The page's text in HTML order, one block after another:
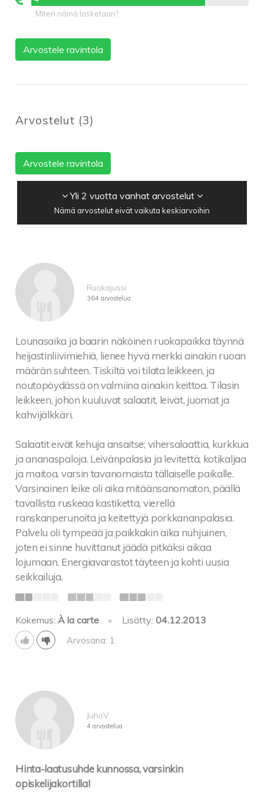
Miten nämä lasketaan?
Arvostele ravintola
Arvostelut (3)
Arvostele ravintola
Yli 2 vuotta vanhat arvostelut
Nämä arvostelut eivät vaikuta keskiarvoihin
Ruokajussi
364 arvostelua
Lounasaika ja baarin näköinen ruokapaikka täynnä
heijastinliivimiehiä, lienee hyvä merkki ainakin ruoan
määrän suhteen. Tiskiltä voi tilata leikkeen, ja
noutopöydässä on valmiina ainakin keittoa. Tilasin
leikkeen, johon kuuluvat salaatit, leivät, juomat ja
kahvijälkkäri.
Salaatit eivät kehuja ansaitse; vihersalaattia, kurkkua
ja ananaspaloja. Leivänpalasia ja levitettä, kotikaljaa
ja maitoa, varsin tavanomaista tällaiselle paikalle.
Varsinainen leike oli aika mitäänsanomaton, päällä
tavallista ruskeaa kastiketta, vierellä
ranskanperunoita ja keitettyjä porkkananpalasia.
Palvelu oli tympeää ja paikkakin aika nuhjuinen,
joten ei sinne huvittanut jäädä pitkäksi aikaa
lojumaan. Energiavarastot täyteen ja kohti uusia
seikkailuja.
Kokemus:À la carte • Lisätty: 04.12.2013
Arvosana: 1
JuhoV
4 arvostelua
Hinta-laatusuhde kunnossa, varsinkin
opiskelijakortilla!